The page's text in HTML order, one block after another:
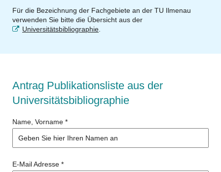
Für die Bezeichnung der Fachgebiete an der TU Ilmenau
verwenden Sie bitte die Übersicht aus der
Universitätsbibliographie
Antrag Publikationsliste aus der
Universitätsbibliographie
Name, Vorname *
E-Mail Adresse *